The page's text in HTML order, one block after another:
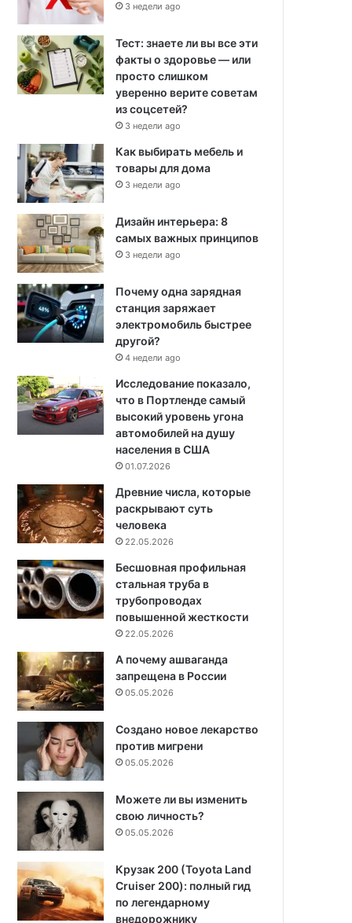
3 недели ago
Тест: знаете ли вы все эти
факты о здоровье — или
просто слишком
уверенно верите советам
из соцсетей?
3 недели ago
Как выбирать мебель и
товары для дома
3 недели ago
Дизайн интерьера: 8
самых важных принципов
3 недели ago
Почему одна зарядная
станция заряжает
электромобиль быстрее
другой?
4 недели ago
Исследование показало,
что в Портленде самый
высокий уровень угона
автомобилей на душу
населения в США
01.07.2026
Древние числа, которые
раскрывают суть
человека
22.05.2026
Бесшовная профильная
стальная труба в
трубопроводах
повышенной жесткости
22.05.2026
А почему ашваганда
запрещена в России
05.05.2026
Создано новое лекарство
против мигрени
05.05.2026
Можете ли вы изменить
свою личность?
05.05.2026
Крузак 200 (Toyota Land
Cruiser 200): полный гид
по легендарному
внедорожнику